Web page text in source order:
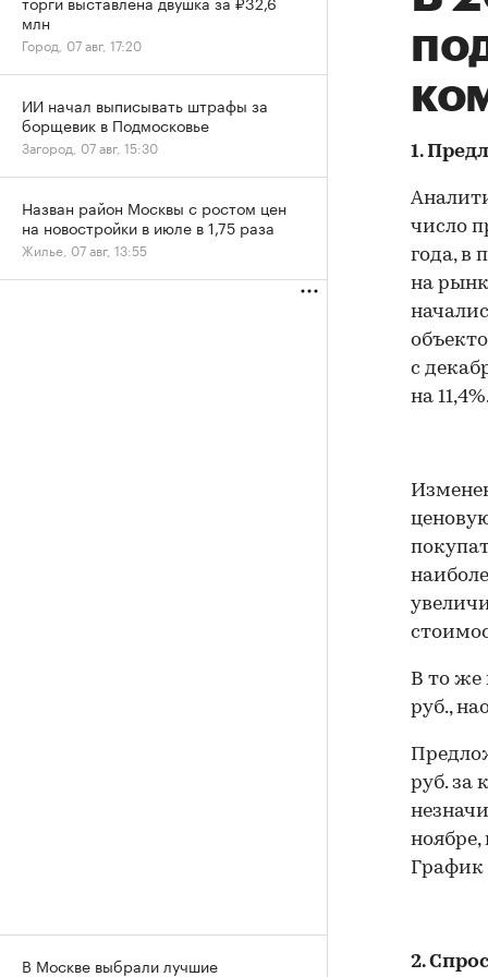
1.
число
года, в
на
с
на
В то же
руб.,
руб. за
ноябре,
График
2. Спрос
млн
Город, 07 авг, 17:20
ИИ начал выписывать штрафы за
борщевик в Подмосковье
Загород, 07 авг, 15:30
Назван район Москвы с ростом цен
на новостройки в июле в 1,75 раза
Жилье, 07 авг, 13:55
В Москве выбрали лучшие